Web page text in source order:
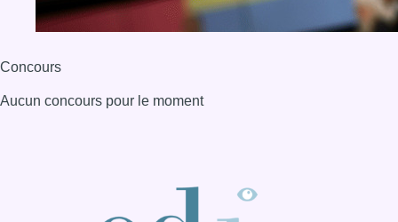
Concours
Aucun concours pour le moment